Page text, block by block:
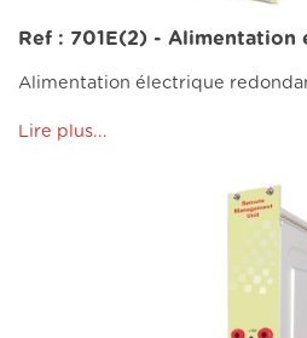
Ref : 701E(2) - Alimentation
Alimentation électrique
Lire plus...